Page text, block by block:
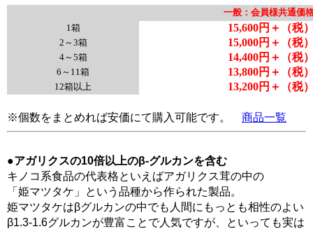
一般：会員様共通価
1箱
15,600円＋（税
2～3箱 15,000円＋（税
4～5箱 14,400円＋（税
6～11箱 13,800円＋（税
12箱以上 13,200円＋（税
※個数をまとめれば安価にて購入可能です。 商品一覧
●アガリクスの10倍以上のβ-グルカンを含む
キノコ系食品の代表格といえばアガリクス茸の中の
「姫マツタケ」という品種から作られた製品。
姫マツタケはβグルカンの中でも人間にもっとも相性のよい
β1.3-1.6グルカンが豊富ことで人気ですが、といっても実は